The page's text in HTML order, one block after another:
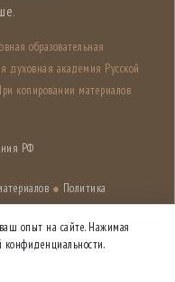
.
образовательная
духовная академия Русской
копировании материалов
РФ
● Политика
ВШЭ
опыт на сайте. Нажимая
конфиденциальности.